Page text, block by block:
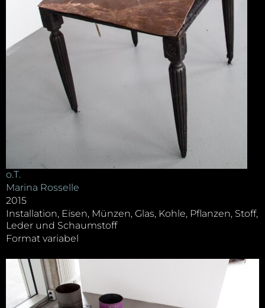
o.T.
Marina Rosselle
2015
Installation, Eisen, Münzen, Glas, Kohle, Pflanzen, Stoff,
Leder und Schaumstoff
Format variabel